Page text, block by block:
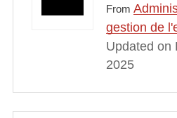
From
gestion de
Updated on
2025